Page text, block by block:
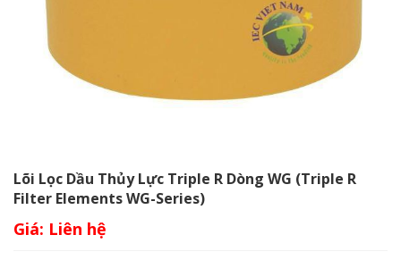
Lõi Lọc Dầu Thủy Lực Triple R Dòng WG (Triple R
Filter Elements WG-Series)
Giá: